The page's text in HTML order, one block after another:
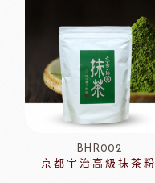
BHR002
京都宇治高級抹茶粉